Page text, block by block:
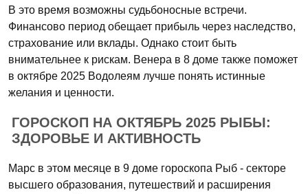
В это время возможны судьбоносные встречи.
Финансово период обещает прибыль через наследство,
страхование или вклады. Однако стоит быть
внимательнее к рискам. Венера в 8 доме также поможет
в октябре 2025 Водолеям лучше понять истинные
желания и ценности.
ГОРОСКОП НА ОКТЯБРЬ 2025 РЫБЫ:
ЗДОРОВЬЕ И АКТИВНОСТЬ
Марс в этом месяце в 9 доме гороскопа Рыб - секторе
высшего образования, путешествий и расширения